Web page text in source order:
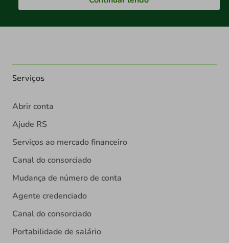
Serviços
Abrir conta
Ajude RS
Serviços ao mercado financeiro
Canal do consorciado
Mudança de número de conta
Agente credenciado
Canal do consorciado
Portabilidade de salário